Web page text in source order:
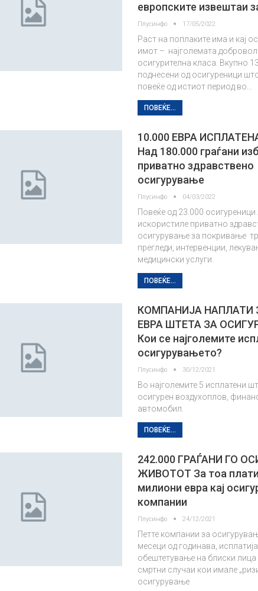
европските извештаи
Плусинфо 17/05/2022
Раст на поплаките има и кај
имот – најголемата
осигурителна класа. Вкупно
поднесени од осигуреници
повеќе од истиот период во…
ПОВЕЌЕ...
10.000 ЕВРА
Над 180.000 граѓани
приватно здравствено
осигурување
Плусинфо 04/03/2022
Повеќе од 23.000 осигуреници
искористиле приватно
осигурување за покривање
прегледи, интервенции,
медицински услуги.
ПОВЕЌЕ...
КОМПАНИЈА НАПЛАТИ
ЕВРА ШТЕТА ЗА
Кои се најголемите
осигурувањето?
Плусинфо 30/12/2021
Во најголемите 5 исплатени
осигурен воздухоплов,
автомобил.
ПОВЕЌЕ...
242.000 ГРАЃАНИ ГО
ЖИВОТОТ За тоа
милиони евра кај
компании
Плусинфо 24/12/2021
Петте компании за
месеци од годинава,
обештетување на блиски лица
смртни случаи кои имале
осигурување